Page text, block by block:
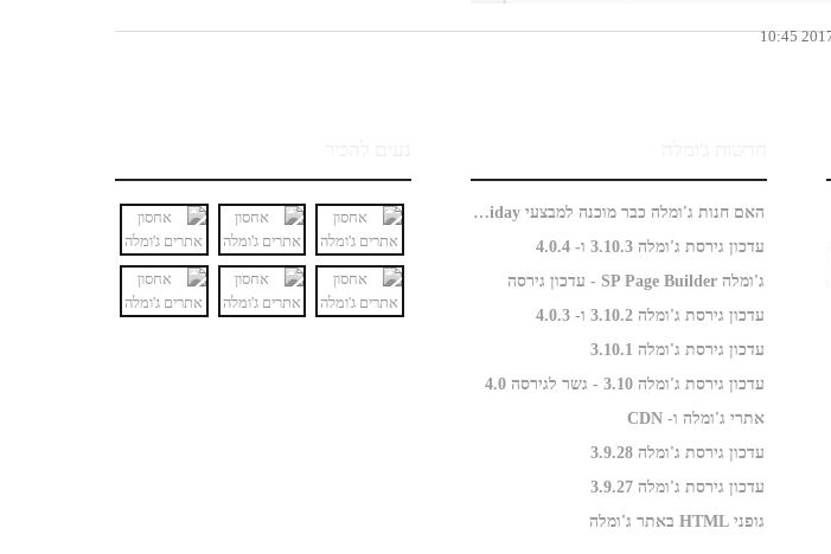
האם חנות ג'ומלה כבר מוכנה למבצעי Black Friday?
עדכון גירסת ג'ומלה 3.10.3 ו- 4.0.4
ג'ומלה SP Page Builder - עדכון גירסה
עדכון גירסת ג'ומלה 3.10.2 ו- 4.0.3
עדכון גירסת ג'ומלה 3.10.1
עדכון גירסת ג'ומלה 3.10 - גשר לגירסה 4.0
אתרי ג'ומלה ו- CDN
עדכון גירסת ג'ומלה 3.9.28
עדכון גירסת ג'ומלה 3.9.27
גופני HTML באתר ג'ומלה